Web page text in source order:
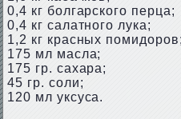
0,4 кг болгарского перца;
0,4 кг салатного лука;
1,2 кг красных помидоров;
175 мл масла;
175 гр. сахара;
45 гр. соли;
120 мл уксуса.